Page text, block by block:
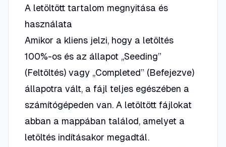
A letöltött tartalom megnyitása és
használata
Amikor a kliens jelzi, hogy a letöltés
100%-os és az állapot „Seeding”
(Feltöltés) vagy „Completed” (Befejezve)
állapotra vált, a fájl teljes egészében a
számítógépeden van. A letöltött fájlokat
abban a mappában találod, amelyet a
letöltés indításakor megadtál.